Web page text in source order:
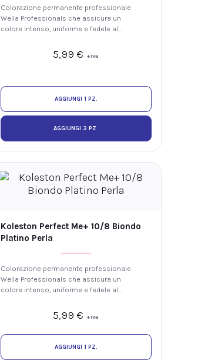
5,99 € +iva
Colorazione permanente professionale
Wella Professionals che assicura un
colore intenso, uniforme e fedele al
copertura dei capelli bianchi. La
tecnologia ME+ offre elevate
AGGIUNGI 1 PZ.
AGGIUNGI 3 PZ.
5,99 € +iva
Koleston Perfect Me+ 10/8 Biondo
Platino Perla
Colorazione permanente professionale
Wella Professionals che assicura un
colore intenso, uniforme e fedele al
copertura dei capelli bianchi. La
tecnologia ME+ offre elevate
prestazioni colore riducendo il rischio
di sviluppare nuove allergie ai coloranti.
AGGIUNGI 1 PZ.